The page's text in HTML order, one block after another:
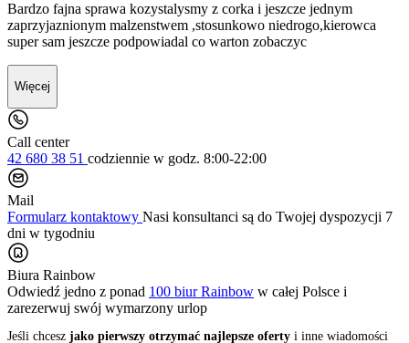
Bardzo fajna sprawa kozystalysmy z corka i jeszcze jednym
zaprzyjaznionym malzenstwem ,stosunkowo niedrogo,kierowca
super sam jeszcze podpowiadal co warton zobaczyc
Więcej
Call center
42 680 38 51 codziennie w godz. 8:00-22:00
Mail
Formularz kontaktowy Nasi konsultanci są do Twojej dyspozycji 7
dni w tygodniu
Biura Rainbow
Odwiedź jedno z ponad 100 biur Rainbow w całej Polsce i
zarezerwuj swój wymarzony urlop
Jeśli chcesz jako pierwszy otrzymać najlepsze oferty i inne wiadomości